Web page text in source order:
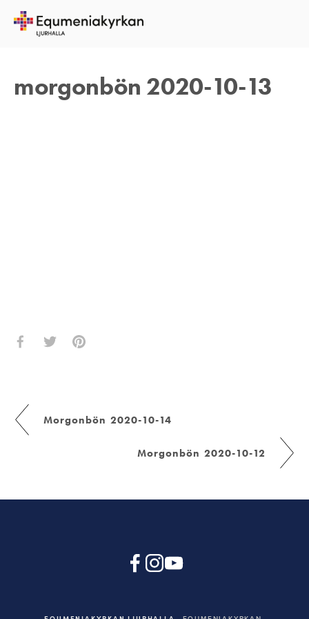
morgonbön 2020-10-13
13 OKTOBER 2020
Morgonbön 2020-10-14
Morgonbön 2020-10-12